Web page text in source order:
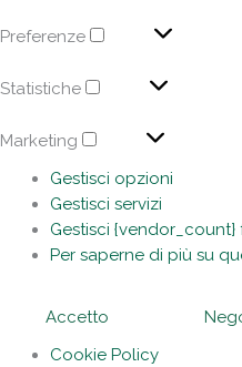
Preferenze
Statistiche
Marketing
Gestisci opzioni
Gestisci servizi
Gestisci {vendor_count}
Per saperne di più su
Accetto
Cookie Policy